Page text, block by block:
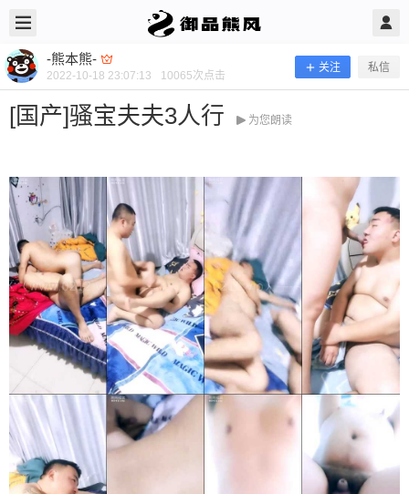
-熊本熊-
2022-10-18 23:07:13 10065次点击
关注 私信
[国产]骚宝夫夫3人行 为您朗读
-熊本熊- @ 御品熊风 2022/10/18
[国产]骚宝夫夫3人行
当前隐藏内容需要支付600熊币 已有120人支付 登
录立刻注册 0 收藏